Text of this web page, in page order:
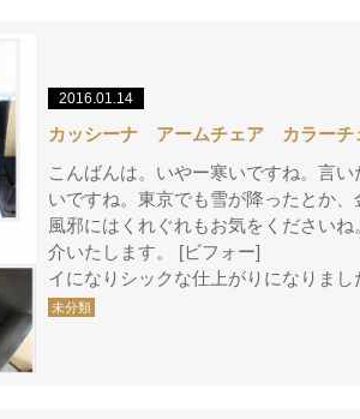
2016.01.14
カッシーナ アームチェア カラーチ
こんばんは。いやー寒いですね。言
いですね。東京でも雪が降ったとか
風邪にはくれぐれもお気をください
介いたします。 [ビフォー] [ア
イになりシックな仕上がりになりま
未分類